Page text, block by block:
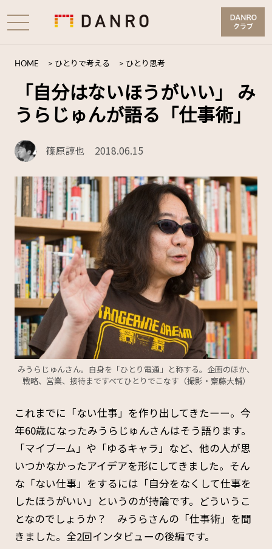
HOME > ひとりで考える > ひとり思考
「自分はないほうがいい」 み
うらじゅんが語る「仕事術」
篠原諄也 2018.06.15
みうらじゅんさん。自身を「ひとり電通」と称する。企画のほか、
戦略、営業、接待まですべてひとりでこなす（撮影・齋藤大輔）
これまでに「ない仕事」を作り出してきたーー。今
年60歳になったみうらじゅんさんはそう語ります。
「マイブーム」や「ゆるキャラ」など、他の人が思
いつかなかったアイデアを形にしてきました。そん
な「ない仕事」をするには「自分をなくして仕事を
したほうがいい」というのが持論です。どういうこ
となのでしょうか？ みうらさんの「仕事術」を聞
きました。全2回インタビューの後編です。